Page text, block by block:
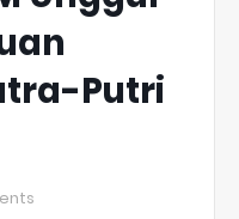
Putri